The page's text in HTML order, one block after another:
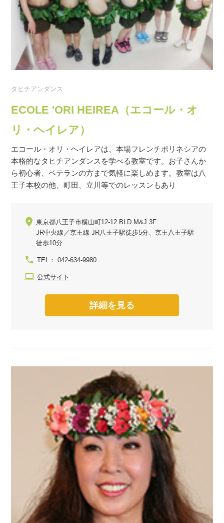
タヒチアンダンス
ECOLE 'ORI HEIREA（エコール・オ
リ・ヘイレア）
エコール・オリ・ヘイレアは、本場フレンチポリネシアの
本格的なタヒチアンダンスを学べる教室です。お子さんか
ら初心者、ベテランの方まで気軽に楽しめます。教室は八
王子本校の他、町田、立川等でのレッスンもあり
東京都八王子市横山町12-12 BLD.M&J 3F
JR中央線／京王線 JR八王子駅徒歩5分、京王八王子駅
徒歩10分
TEL： 042-634-9980
公式サイト
詳細を見る